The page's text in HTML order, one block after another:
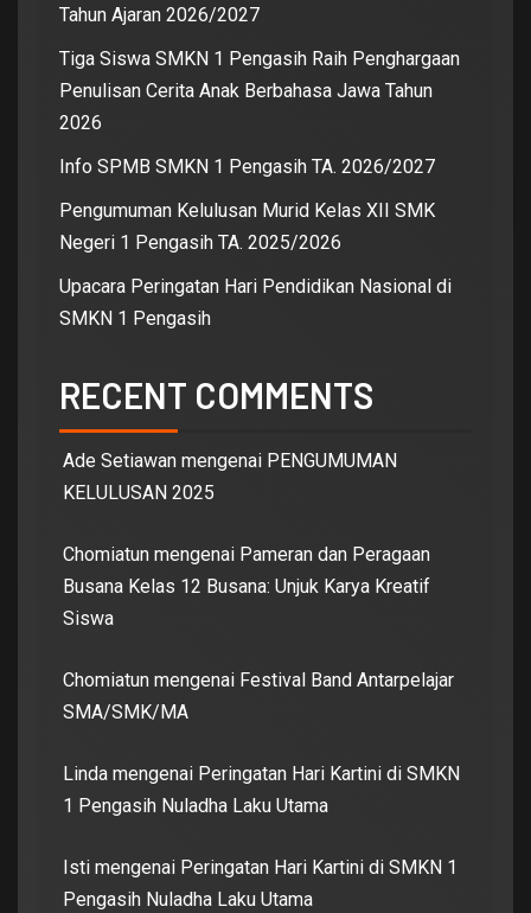
Tahun Ajaran 2026/2027
Tiga Siswa SMKN 1 Pengasih Raih Penghargaan
Penulisan Cerita Anak Berbahasa Jawa Tahun
2026
Info SPMB SMKN 1 Pengasih TA. 2026/2027
Pengumuman Kelulusan Murid Kelas XII SMK
Negeri 1 Pengasih TA. 2025/2026
Upacara Peringatan Hari Pendidikan Nasional di
SMKN 1 Pengasih
RECENT COMMENTS
Ade Setiawan mengenai PENGUMUMAN
KELULUSAN 2025
Chomiatun mengenai Pameran dan Peragaan
Busana Kelas 12 Busana: Unjuk Karya Kreatif
Siswa
Chomiatun mengenai Festival Band Antarpelajar
SMA/SMK/MA
Linda mengenai Peringatan Hari Kartini di SMKN
1 Pengasih Nuladha Laku Utama
Isti mengenai Peringatan Hari Kartini di SMKN 1
Pengasih Nuladha Laku Utama